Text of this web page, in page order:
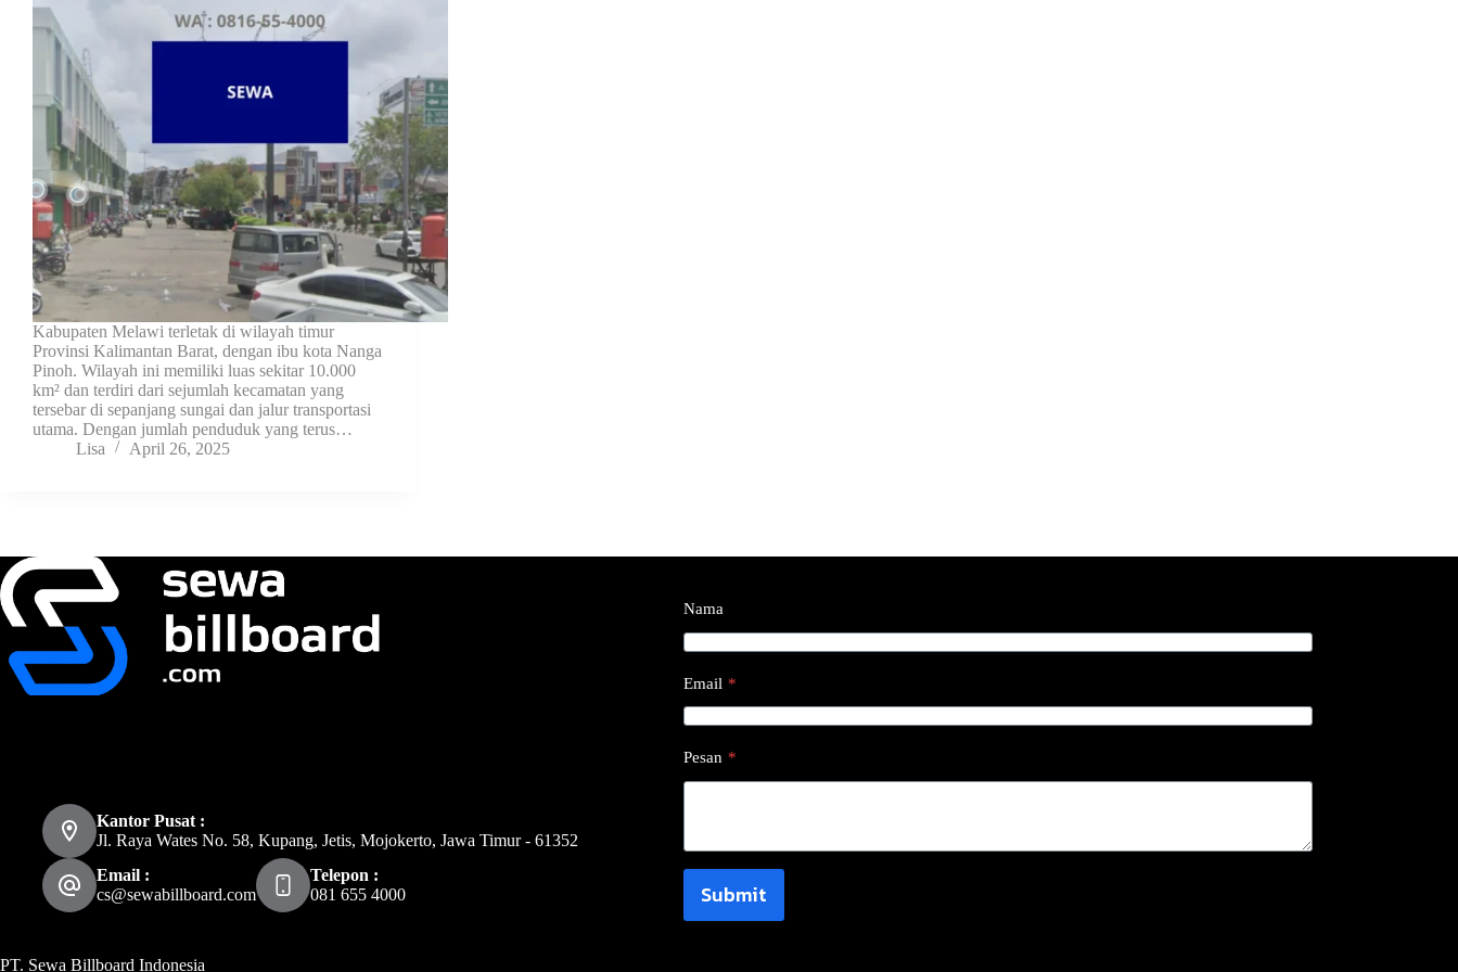
Kabupaten Melawi terletak di wilayah timur
Provinsi Kalimantan Barat, dengan ibu kota Nanga
Pinoh. Wilayah ini memiliki luas sekitar 10.000
km² dan terdiri dari sejumlah kecamatan yang
tersebar di sepanjang sungai dan jalur transportasi
utama. Dengan jumlah penduduk yang terus…
Lisa
April 26, 2025
Kantor Pusat :
Jl. Raya Wates No. 58, Kupang, Jetis, Mojokerto, Jawa Timur - 61352
Email :
cs@sewabillboard.com
Telepon :
081 655 4000
PT. Sewa Billboard Indonesia
Nama
Email *
Pesan *
Submit